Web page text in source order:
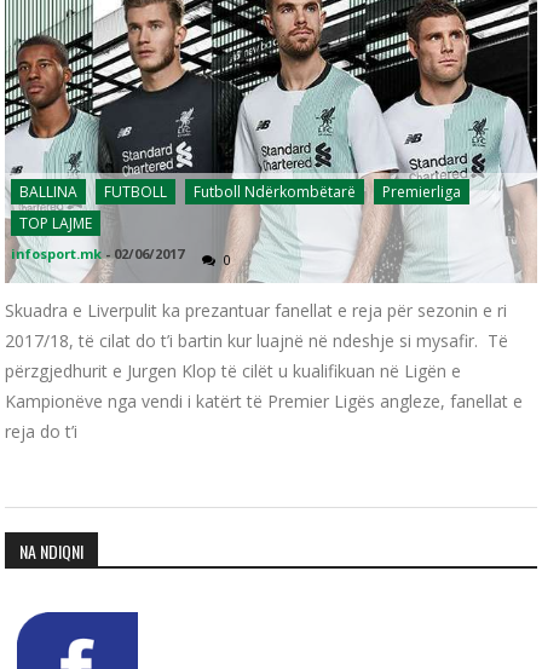
BALLINA FUTBOLL Futboll Ndërkombëtarë
Premierliga
TOP LAJME
infosport.mk - 02/06/2017 0
Skuadra e Liverpulit ka prezantuar fanellat e reja për sezonin e ri
2017/18, të cilat do t’i bartin kur luajnë në ndeshje si mysafir. Të
përzgjedhurit e Jurgen Klop të cilët u kualifikuan në Ligën e
Kampionëve nga vendi i katërt të Premier Ligës angleze, fanellat e
reja do t’i
NA NDIQNI